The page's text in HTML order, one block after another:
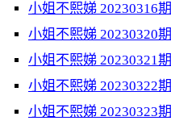
小姐不熙娣 20230316期
小姐不熙娣 20230320期
小姐不熙娣 20230321期
小姐不熙娣 20230322期
小姐不熙娣 20230323期